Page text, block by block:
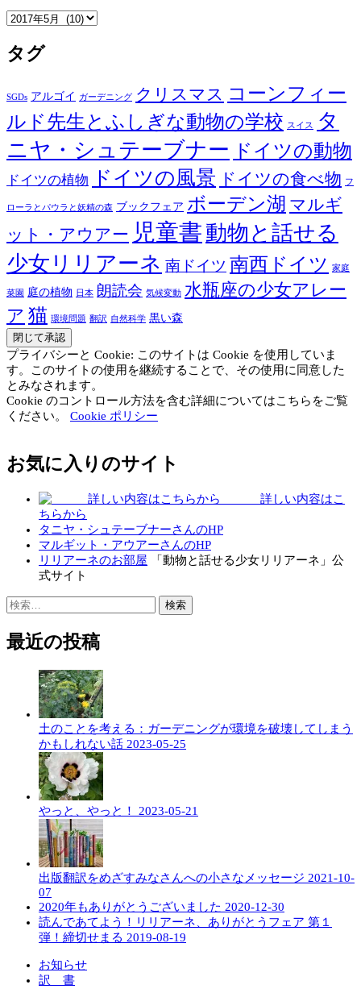
ー
ア
カ
イ
タグ
SGDs アルゴイ ガーデニング クリスマス コーンフィー
ルド先生とふしぎな動物の学校 スイス
タ
ニヤ・シュテーブナー ドイツの動物
ドイツの植物 ドイツの風景 ドイツの食べ物 フ
ローラとパウラと妖精の森 ブックフェア ボーデン湖 マルギ
ット・アウアー 児童書 動物と話せる
少女リリアーネ 南ドイツ 南西ドイツ 家庭
菜園 庭の植物 日本 朗読会 気候変動 水瓶座の少女アレー
ア 猫 環境問題 翻訳 自然科学 黒い森
プライバシーと Cookie: このサイトは Cookie を使用していま
す。このサイトの使用を継続することで、その使用に同意した
とみなされます。
Cookie のコントロール方法を含む詳細についてはこちらをご覧
ください。 Cookie ポリシー
お気に入りのサイト
詳しい内容はこ
ちらから
タニヤ・シュテーブナーさんのHP
マルギット・アウアーさんのHP
リリアーネのお部屋 「動物と話せる少女リリアーネ」公
式サイト
検
索:
最近の投稿
土のことを考える：ガーデニングが環境を破壊してしまう
かもしれない話 2023-05-25
やっと、やっと！ 2023-05-21
出版翻訳をめざすみなさんへの小さなメッセージ 2021-10-
07
2020年もありがとうございました 2020-12-30
読んであてよう！リリアーネ、ありがとうフェア 第１
弾！締切せまる 2019-08-19
お知らせ
訳 書